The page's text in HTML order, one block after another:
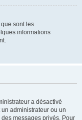
sont les
informations
a désactivé
administrateur ou un
messages privés. Pour